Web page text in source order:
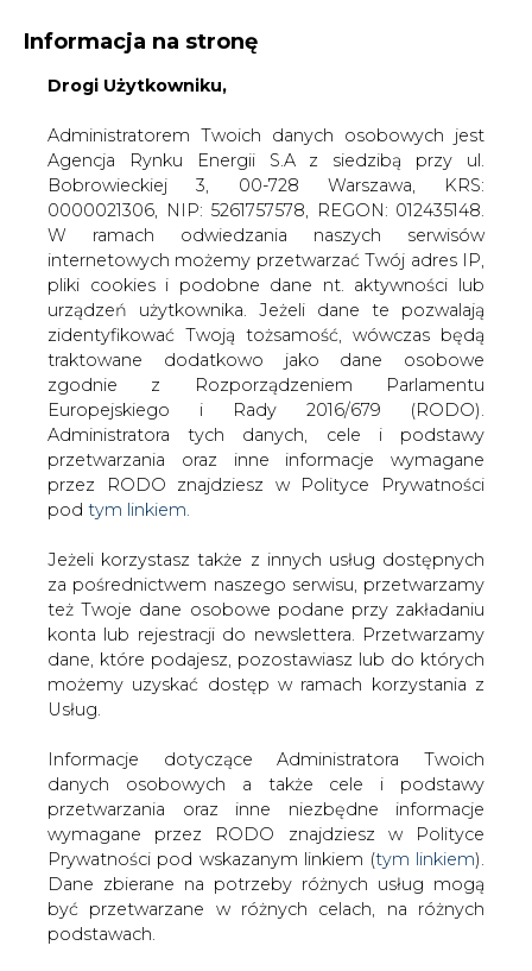
KONTAKT:
WYDAWCA PORTALU:
WYSOKI KONTRAST WIELKOŚĆ TEKSTU A A
ZALOGUJ SIĘ
WŁĄCZ CIRE.TV
Informacja na stronę
Drogi Użytkowniku,
Administratorem Twoich danych osobowych jest
Agencja Rynku Energii S.A z siedzibą przy ul.
Bobrowieckiej 3, 00-728 Warszawa, KRS:
0000021306, NIP: 5261757578, REGON: 012435148.
W ramach odwiedzania naszych serwisów
internetowych możemy przetwarzać Twój adres IP,
pliki cookies i podobne dane nt. aktywności lub
urządzeń użytkownika. Jeżeli dane te pozwalają
zidentyfikować Twoją tożsamość, wówczas będą
traktowane dodatkowo jako dane osobowe
zgodnie z Rozporządzeniem Parlamentu
Europejskiego i Rady 2016/679 (RODO).
Administratora tych danych, cele i podstawy
przetwarzania oraz inne informacje wymagane
przez RODO znajdziesz w Polityce Prywatności
pod tym linkiem.
Jeżeli korzystasz także z innych usług dostępnych
za pośrednictwem naszego serwisu, przetwarzamy
też Twoje dane osobowe podane przy zakładaniu
konta lub rejestracji do newslettera. Przetwarzamy
dane, które podajesz, pozostawiasz lub do których
możemy uzyskać dostęp w ramach korzystania z
Usług.
Informacje dotyczące Administratora Twoich
danych osobowych a także cele i podstawy
przetwarzania oraz inne niezbędne informacje
wymagane przez RODO znajdziesz w Polityce
Prywatności pod wskazanym linkiem (tym linkiem).
Dane zbierane na potrzeby różnych usług mogą
być przetwarzane w różnych celach, na różnych
podstawach.
Strona główna brak kategorii
Konferencja
"GENERACJA ROZPROSZONA - BEZPIECZEŃSTWO
ENERGETYCZNE DOLNEGO ŚLĄSKA"
drukuj
skomentuj
udostępnij
Konferencja "GENERACJA